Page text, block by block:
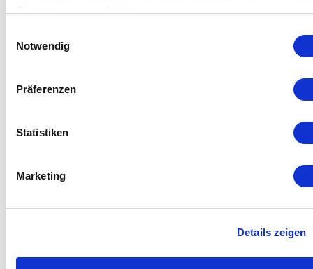
Notwendig
Präferenzen
Statistiken
Marketing
Details zeigen